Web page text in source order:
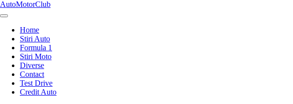
Skip
to
AutoMotorClub
Totul
masini
pasionatii
masini
Home
Stiri Auto
Formula 1
Stiri Moto
Diverse
Contact
Test Drive
Credit Auto